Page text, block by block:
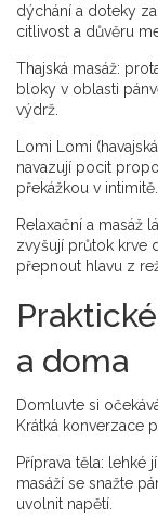
dýchání a doteky
citlivost a důvěru
Thajská masáž:
bloky v oblasti
výdrž.
Lomi Lomi
navazují pocit
překážkou v intimitě.
Relaxační a masáž
zvyšují průtok krve
přepnout hlavu z
a doma
Domluvte si
Krátká konverzace
Příprava těla: lehké
masáží se snažte
uvolnit napětí.